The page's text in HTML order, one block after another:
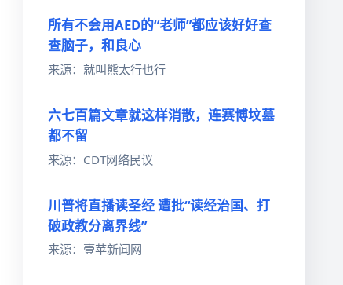
所有不会用AED的“老师”都应该好好查
查脑子，和良心
来源：就叫熊太行也行
六七百篇文章就这样消散，连赛博坟墓
都不留
来源：CDT网络民议
川普将直播读圣经 遭批“读经治国、打
破政教分离界线”
来源：壹苹新闻网